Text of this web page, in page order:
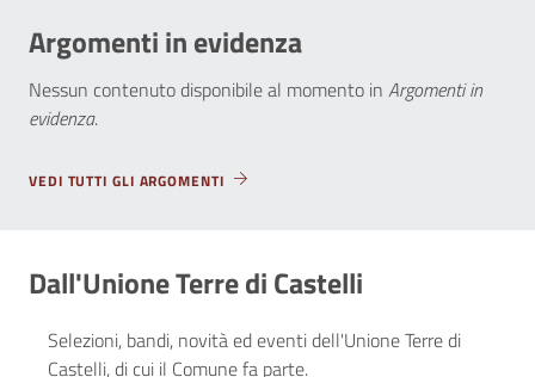
Argomenti in evidenza
Nessun contenuto disponibile al momento in Argomenti in
evidenza.
VEDI TUTTI GLI ARGOMENTI
Dall'Unione Terre di Castelli
Selezioni, bandi, novità ed eventi dell'Unione Terre di
Castelli, di cui il Comune fa parte.